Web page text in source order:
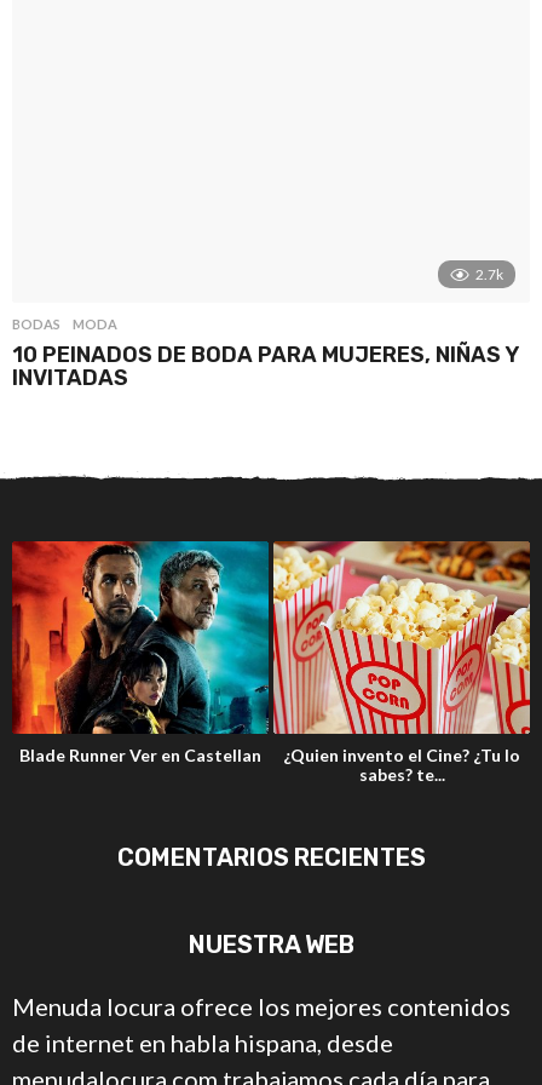
2.7k
BODAS ,MODA
10 PEINADOS DE BODA PARA MUJERES, NIÑAS Y
INVITADAS
Blade Runner Ver en Castellan
¿Quien invento el Cine? ¿Tu lo
sabes? te...
COMENTARIOS RECIENTES
NUESTRA WEB
Menuda locura ofrece los mejores contenidos
de internet en habla hispana, desde
menudalocura.com trabajamos cada día para